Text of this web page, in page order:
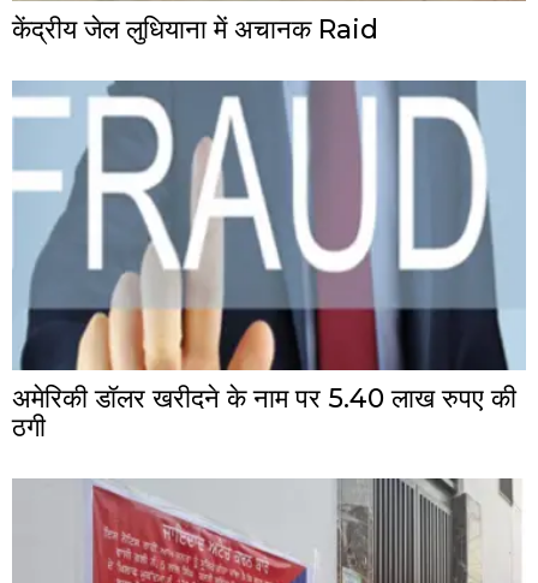
केंद्रीय जेल लुधियाना में अचानक Raid
अमेरिकी डॉलर खरीदने के नाम पर 5.40 लाख रुपए की
ठगी